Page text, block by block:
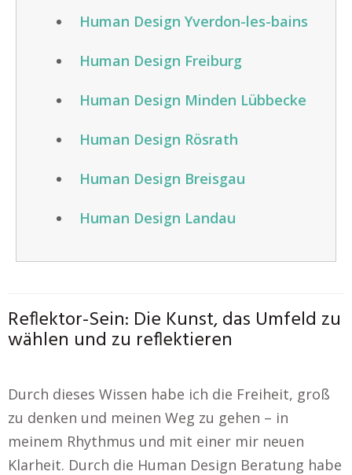
Human Design Yverdon-les-bains
Human Design Freiburg
Human Design Minden Lübbecke
Human Design Rösrath
Human Design Breisgau
Human Design Landau
Reflektor-Sein: Die Kunst, das Umfeld zu
wählen und zu reflektieren
Durch dieses Wissen habe ich die Freiheit, groß
zu denken und meinen Weg zu gehen – in
meinem Rhythmus und mit einer mir neuen
Klarheit. Durch die Human Design Beratung habe